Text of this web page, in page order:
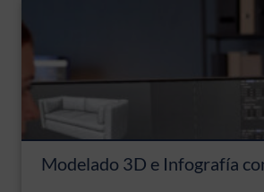
Modelado 3D e Infografía